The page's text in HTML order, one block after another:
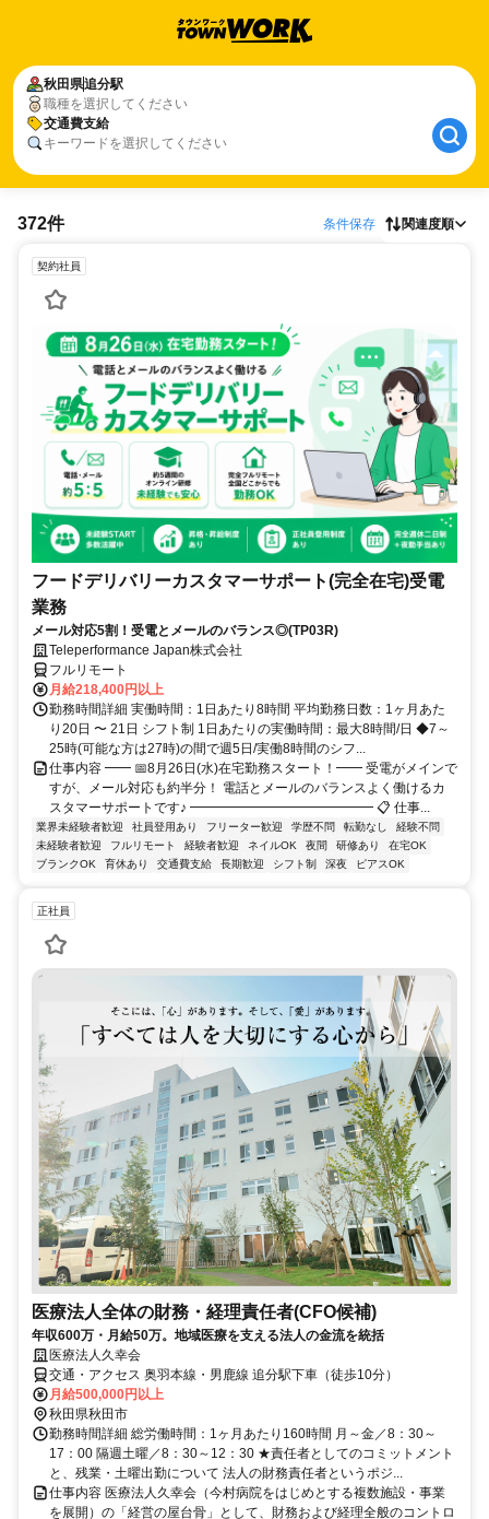
秋田県追分駅
職種を選択してください
交通費支給
キーワードを選択してください
372件 条件保存 関連度順
契約社員
フードデリバリーカスタマーサポート(完全在宅)受電
業務
メール対応5割！受電とメールのバランス◎(TP03R)
Teleperformance Japan株式会社
フルリモート
月給218,400円以上
勤務時間詳細 実働時間：1日あたり8時間 平均勤務日数：1ヶ月あた
り20日 〜 21日 シフト制 1日あたりの実働時間：最大8時間/日 ◆7～
25時(可能な方は27時)の間で週5日/実働8時間のシフ...
仕事内容 ━━ 📅8月26日(水)在宅勤務スタート！━━ 受電がメインで
すが、メール対応も約半分！ 電話とメールのバランスよく働けるカ
スタマーサポートです♪ ━━━━━━━━━━━━━━ 📋 仕事...
業界未経験者歓迎 社員登用あり フリーター歓迎 学歴不問 転勤なし
経験不問
未経験者歓迎
フルリモート 経験者歓迎 ネイルOK 夜間 研修あり
在宅OK
ブランクOK
育休あり 交通費支給 長期歓迎 シフト制 深夜 ピアスOK
正社員
医療法人全体の財務・経理責任者(CFO候補)
年収600万・月給50万。地域医療を支える法人の金流を統括
医療法人久幸会
交通・アクセス 奥羽本線・男鹿線 追分駅下車（徒歩10分）
月給500,000円以上
秋田県秋田市
勤務時間詳細 総労働時間：1ヶ月あたり160時間 月～金／8：30～
17：00 隔週土曜／8：30～12：30 ★責任者としてのコミットメント
と、残業・土曜出勤について 法人の財務責任者というポジ...
仕事内容 医療法人久幸会（今村病院をはじめとする複数施設・事業
を展開）の「経営の屋台骨」として、財務および経理全般のコントロ